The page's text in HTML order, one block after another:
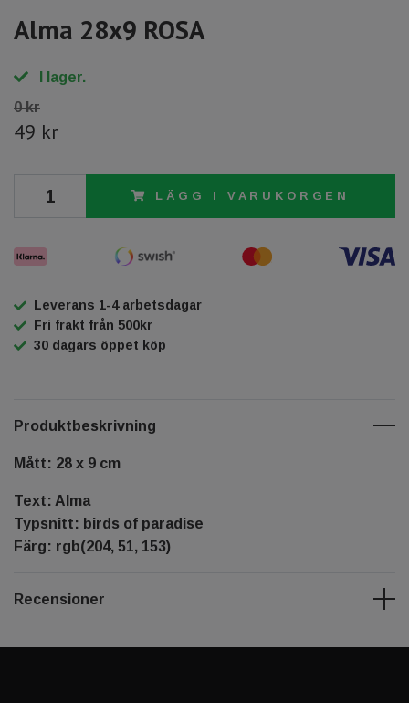
Alma 28x9 ROSA
I lager.
0 kr
49 kr
LÄGG I VARUKORGEN
Leverans 1-4 arbetsdagar
Fri frakt från 500kr
30 dagars öppet köp
Produktbeskrivning
Mått: 28 x 9 cm
Text: Alma
Typsnitt: birds of paradise
Färg: rgb(204, 51, 153)
Recensioner